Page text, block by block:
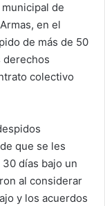
de
en el
de más de 50
derechos
colectivo
que se les
días bajo un
al considerar
y los acuerdos